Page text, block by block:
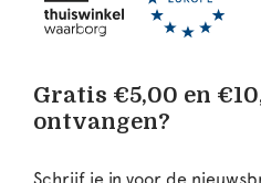
Gratis €5,00 en
ontvangen?